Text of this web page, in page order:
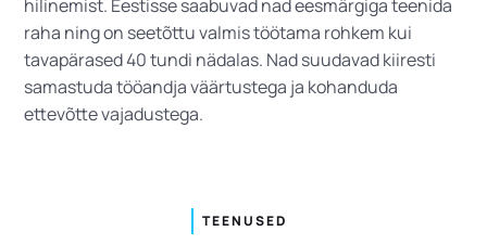
hilinemist. Eestisse saabuvad nad eesmärgiga teenida
raha ning on seetõttu valmis töötama rohkem kui
tavapärased 40 tundi nädalas. Nad suudavad kiiresti
samastuda tööandja väärtustega ja kohanduda
ettevõtte vajadustega.
TEENUSED